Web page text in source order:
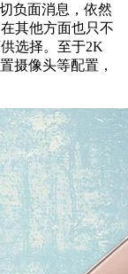
负面消息，依然
其他方面也只不
选择。至于2K
摄像头等配置，